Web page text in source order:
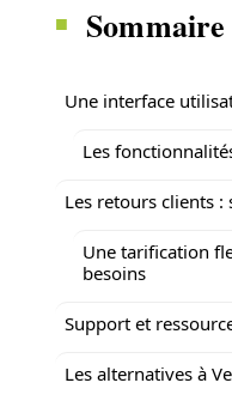
Sommaire
Une interface
Les
Les retours clients
Une tarification
besoins
Support et
Les alternatives à